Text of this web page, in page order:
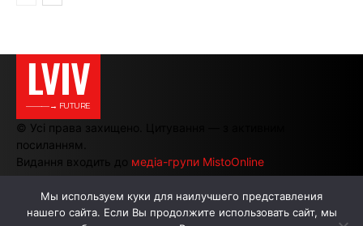
LVIV
———→ FUTURE
© Усі права захищено. Цитування — з активним
посиланням.
Видання входить до медіа-групи MistoOnline
АВТОРИ РЕКЛАМА НА САЙТІ
Мы используем куки для наилучшего представления
нашего сайта. Если Вы продолжите использовать сайт, мы